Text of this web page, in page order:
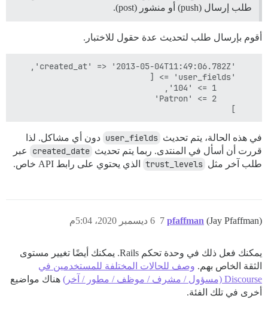
طلب إرسال (push) أو منشور (post).
أقوم بإرسال طلب لتحديث عدة حقول للاختبار.
    ]
في هذه الحالة، يتم تحديث user_fields دون أي مشاكل. لذا
قررت أن أسأل في المنتدى. ربما يتم تحديث created_date
عبر
طلب آخر مثل trust_levels الذي يحتوي على رابط API خاص.
pfaffman (Jay Pfaffman) 6 ديسمبر 2020، 5:04م 7
يمكنك فعل ذلك في وحدة تحكم Rails. يمكنك أيضًا تغيير مستوى
الثقة الخاص بهم. وصف للحالات المختلفة للمستخدمين في
Discourse (مسؤول / مشرف / موظف / مطور / آخر)
هناك مواضيع
أخرى في تلك الفئة.